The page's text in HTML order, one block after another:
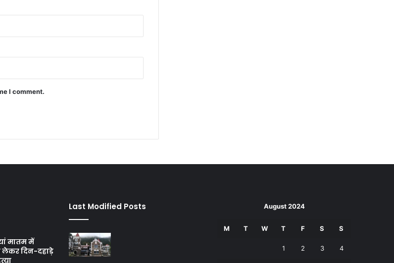
I comment.
मातम में
लेकर दिन-दहाड़े
Last Modified Posts August 2024
M T W T F S S
1 2 3 4